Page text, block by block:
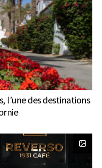
l’une des destinations